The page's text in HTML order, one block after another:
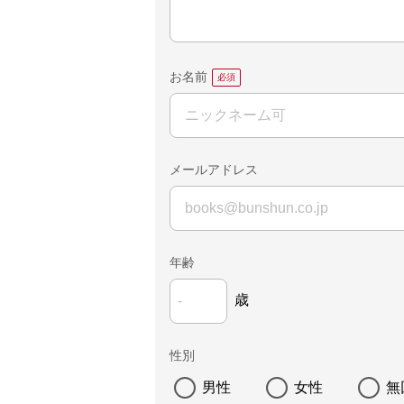
お名前
メールアドレス
年齢
歳
性別
男性 女性 無